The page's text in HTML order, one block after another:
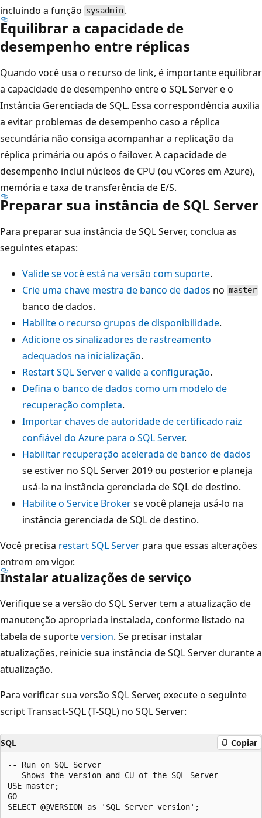
incluindo a função sysadmin .
Equilibrar a capacidade de
desempenho entre réplicas
Quando você usa o recurso de link, é importante equilibrar
a capacidade de desempenho entre o SQL Server e o
Instância Gerenciada de SQL. Essa correspondência auxilia
a evitar problemas de desempenho caso a réplica
secundária não consiga acompanhar a replicação da
réplica primária ou após o failover. A capacidade de
desempenho inclui núcleos de CPU (ou vCores em Azure),
memória e taxa de transferência de E/S.
Preparar sua instância de SQL Server
Para preparar sua instância de SQL Server, conclua as
seguintes etapas:
Valide se você está na versão com suporte.
Crie uma chave mestra de banco de dados no master
banco de dados.
Habilite o recurso grupos de disponibilidade.
Adicione os sinalizadores de rastreamento
adequados na inicialização.
Restart SQL Server e valide a configuração.
Defina o banco de dados como um modelo de
recuperação completa.
Importar chaves de autoridade de certificado raiz
confiável do Azure para o SQL Server.
Habilitar recuperação acelerada de banco de dados
se estiver no SQL Server 2019 ou posterior e planeja
usá-la na instância gerenciada de SQL de destino.
Habilite o Service Brokerse você planeja usá-lo na
instância gerenciada de SQL de destino.
Você precisa restart SQL Server para que essas alterações
entrem em vigor.
Instalar atualizações de serviço
Verifique se a versão do SQL Server tem a atualização de
manutenção apropriada instalada, conforme listado na
tabela de suporteversion. Se precisar instalar
atualizações, reinicie sua instância de SQL Server durante a
atualização.
Para verificar sua versão SQL Server, execute o seguinte
script Transact-SQL (T-SQL) no SQL Server:
SQL Copiar
-- Run on SQL Server
-- Shows the version and CU of the SQL Server
USE master;
GO